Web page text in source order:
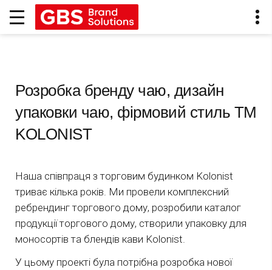
Розробка бренду чаю, дизайн
упаковки чаю, фірмовий стиль TM
KOLONIST
Наша співпраця з торговим будинком Kolonist
триває кілька років. Ми провели комплексний
ребрендинг торгового дому, розробили каталог
продукції торгового дому, створили упаковку для
моносортів та блендів кави Kolonist.
У цьому проекті була потрібна розробка нової